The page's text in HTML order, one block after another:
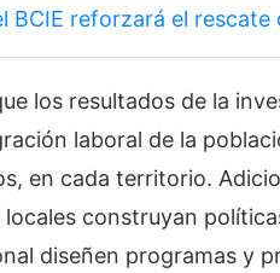
BCIE reforzará el rescate
los resultados de la
laboral de la
en cada territorio.
construyan
diseñen programas y